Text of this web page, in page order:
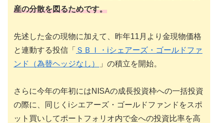
産の分散を図るためです。
先述した金の現物に加えて、昨年11月より金現物価格
と連動する投信「 ＳＢＩ・iシェアーズ・ゴールドファ
ンド（為替ヘッジなし）
」の積立を開始。
さらに今年の年初にはNISAの成長投資枠への一括投資
の際に、同じくiシエアーズ・ゴールドファンドをスポ
ット買いしてポートフォリオ内で金への投資比率を高